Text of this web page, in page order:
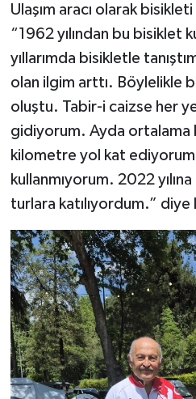
Ulaşım aracı olarak
“1962 yılından bu bisiklet
yıllarımda bisikletle
olan ilgim arttı. Böylelikle
oluştu. Tabir-i caizse her
gidiyorum. Ayda
kilometre yol kat
kullanmıyorum. 2022
turlara katılıyordum.” diye